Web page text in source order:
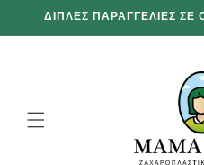
προχωρήστε
στο
ΔΙΠΛΕΣ ΠΑΡΑΓΓΕΛΙΕΣ ΣΕ